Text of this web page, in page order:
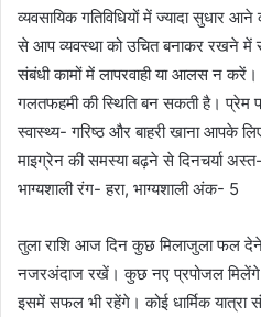
व्यवसायिक गतिविधियों में ज्यादा सुधार
से आप व्यवस्था को उचित बनाकर रखने में
संबंधी कामों में लापरवाही या आलस न करें।
गलतफहमी की स्थिति बन सकती है। प्रेम
स्वास्थ्य- गरिष्ठ और बाहरी खाना आपके
माइग्रेन की समस्या बढ़ने से दिनचर्या
भाग्यशाली रंग- हरा, भाग्यशाली अंक- 5
तुला राशि आज दिन कुछ मिलाजुला फल देने
नजरअंदाज रखें। कुछ नए प्रपोजल मिलेंगे
इसमें सफल भी रहेंगे। कोई धार्मिक यात्रा